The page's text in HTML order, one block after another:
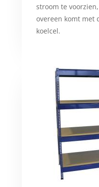
stroom te
overeen komt met
koelcel.